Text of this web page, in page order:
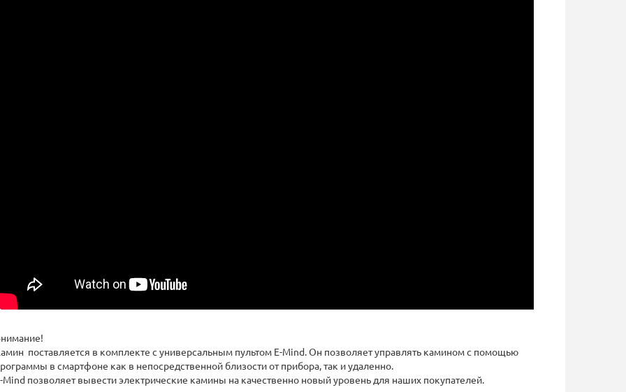
поставляется в комплекте с универсальным пультом E-Mind. Он позволяет управлять камином с помощью
в смартфоне как в непосредственной близости от прибора, так и удаленно.
Mind позволяет вывести электрические камины на качественно новый уровень для наших покупателей.